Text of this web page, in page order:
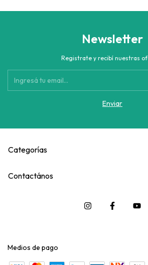
Newsletter
Registrate y recibí nuestras
Categorías
Contactános
Medios de pago